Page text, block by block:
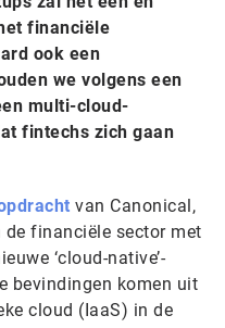
financiële
ook een
we volgens een
multi-cloud-
fintechs zich gaan
van Canonical,
financiële sector met
‘cloud-native’-
bevindingen komen uit
cloud (IaaS) in de